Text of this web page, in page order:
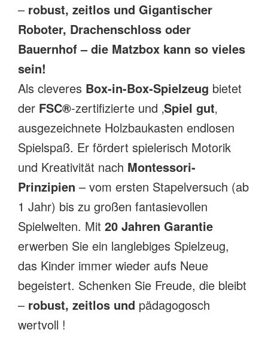
– robust, zeitlos und Gigantischer
Roboter, Drachenschloss oder
Bauernhof – die Matzbox kann so vieles
sein!
Als cleveres Box-in-Box-Spielzeug bietet
der FSC®-zertifizierte und ‚Spiel gut‚
ausgezeichnete Holzbaukasten endlosen
Spielspaß. Er fördert spielerisch Motorik
und Kreativität nach Montessori-
Prinzipien – vom ersten Stapelversuch (ab
1 Jahr) bis zu großen fantasievollen
Spielwelten. Mit 20 Jahren Garantie
erwerben Sie ein langlebiges Spielzeug,
das Kinder immer wieder aufs Neue
begeistert. Schenken Sie Freude, die bleibt
– robust, zeitlos und pädagogosch
wertvoll !